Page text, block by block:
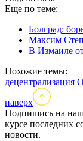
Еще по теме:
Болград:
Максим
В Измаиле
Похожие темы:
децентрализация
наверх
Подпишись на
курсе последних
новости.